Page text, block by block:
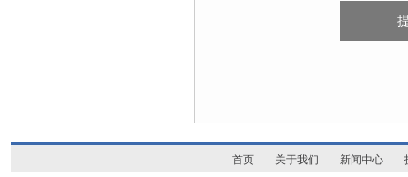
首页 关于我们 新闻中心